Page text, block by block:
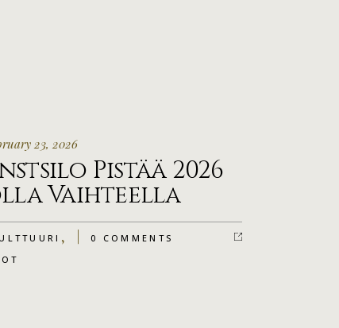
23, 2026
Pistää 2026
Vaihteella
, 0 COMMENTS